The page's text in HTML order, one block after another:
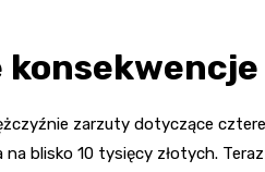
zarzuty dotyczące
na blisko 10 tysięcy złotych.